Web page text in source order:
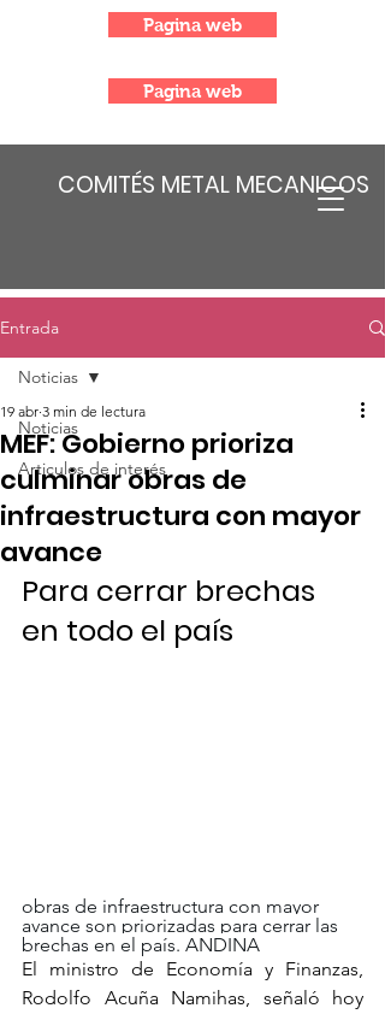
COMITÉS METAL MECANICOS
Pagina web
Pagina web
Entrada
Noticias
Articulos de interés
Noticias
MEF: Gobierno prioriza
culminar obras de
infraestructura con mayor
avance
19 abr 3 min de lectura
Para cerrar brechas
en todo el país
obras de infraestructura con mayor
avance son priorizadas para cerrar las
brechas en el país. ANDINA
El ministro de Economía y Finanzas,
Rodolfo Acuña Namihas, señaló hoy